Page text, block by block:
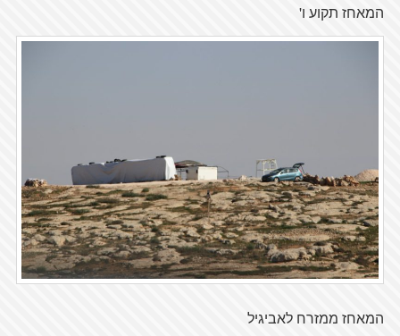
המאחז תקוע ו'
המאחז ממזרח לאביגיל